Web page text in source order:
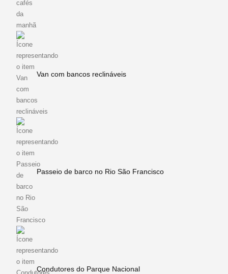
Van com bancos reclináveis
Passeio de barco no Rio São Francisco
Condutores do Parque Nacional